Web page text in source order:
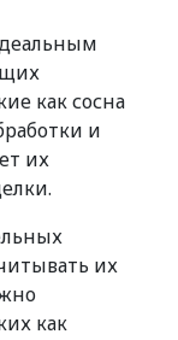
как сосна
и
их
их
как